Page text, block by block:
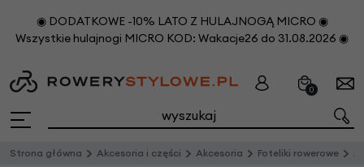
◉ DODATKOWE -10% LATO Z HULAJNOGĄ MICRO ◉
Wszystkie hulajnogi MICRO KOD: Wakacje26 do 31.08.2026 ◉
0
Strona główna Akcesoria i części Akcesoria Foteliki rowerowe